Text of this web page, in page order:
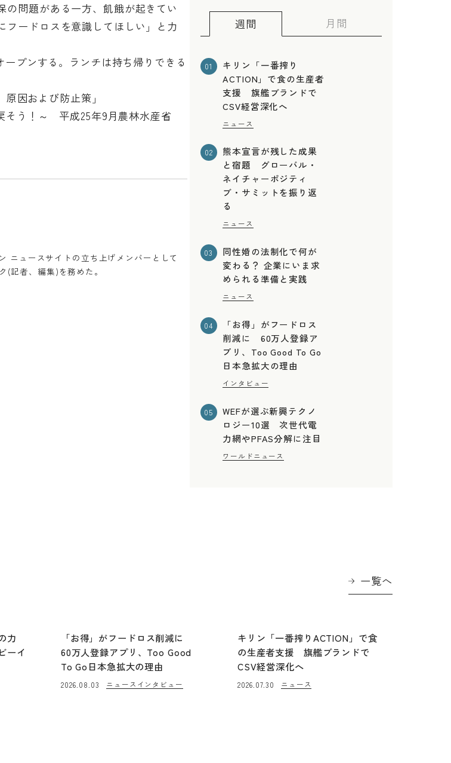
の問題がある一方、飢餓が起きてい
フードロスを意識してほしい」と力
プンする。ランチは持ち帰りできる
因および防止策」
そう！～ 平成25年9月農林水産省
ニュースサイトの立ち上げメンバーとして
(記者、編集)を務めた。
週間 月間
01
キリン「一番搾り
ACTION」で食の生産者
支援 旗艦ブランドで
CSV経営深化へ
ニュース
02
熊本宣言が残した成果
と宿題 グローバル・
ネイチャーポジティ
ブ・サミットを振り返
る
ニュース
03
同性婚の法制化で何が
変わる？ 企業にいま求
められる準備と実践
ニュース
04
「お得」がフードロス
削減に 60万人登録ア
プリ、Too Good To Go
日本急拡大の理由
インタビュー
05
WEFが選ぶ新興テクノ
ロジー10選 次世代電
力網やPFAS分解に注目
ワールドニュース
一覧へ
力
ーイ
「お得」がフードロス削減に
60万人登録アプリ、Too Good
To Go日本急拡大の理由
2026.08.03 ニュース インタビュー
キリン「一番搾りACTION」で食
の生産者支援 旗艦ブランドで
CSV経営深化へ
2026.07.30 ニュース